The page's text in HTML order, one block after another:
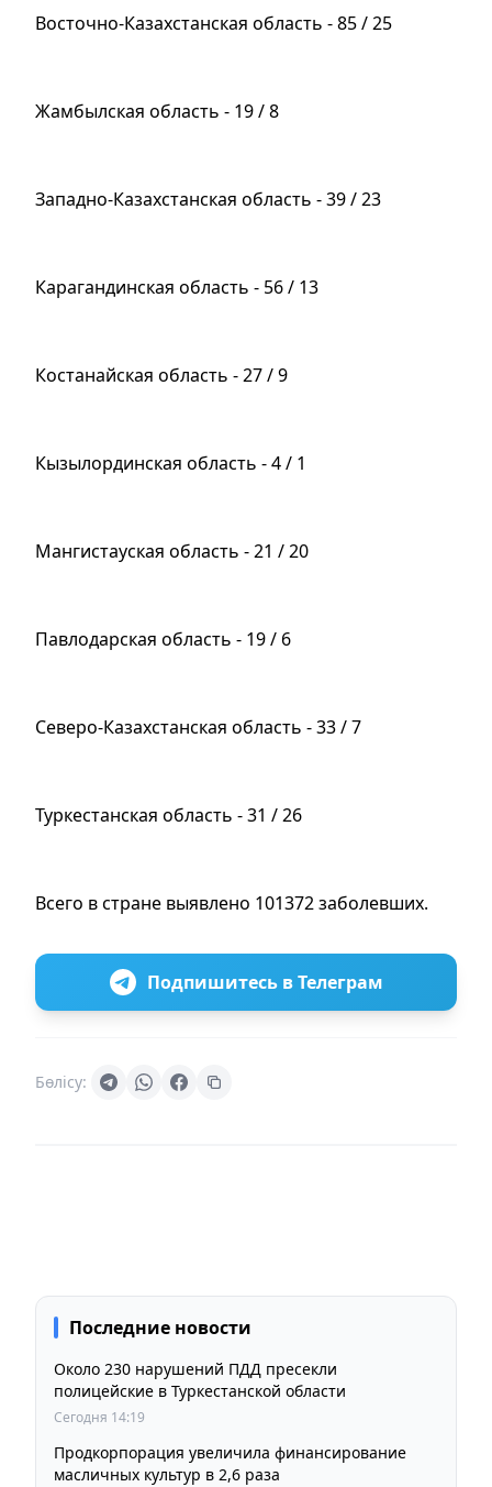
Восточно-Казахстанская область - 85 / 25
Жамбылская область - 19 / 8
Западно-Казахстанская область - 39 / 23
Карагандинская область - 56 / 13
Костанайская область - 27 / 9
Кызылординская область - 4 / 1
Мангистауская область - 21 / 20
Павлодарская область - 19 / 6
Северо-Казахстанская область - 33 / 7
Туркестанская область - 31 / 26
Всего в стране выявлено 101372 заболевших.
Подпишитесь в Телеграм
Бөлісу:
Последние новости
Около 230 нарушений ПДД пресекли
полицейские в Туркестанской области
Сегодня 14:19
Продкорпорация увеличила финансирование
масличных культур в 2,6 раза